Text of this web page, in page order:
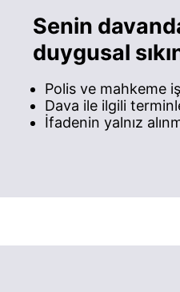
Senin
duygusal
Polis ve mahkeme
Dava ile ilgili
İfadenin yalnız